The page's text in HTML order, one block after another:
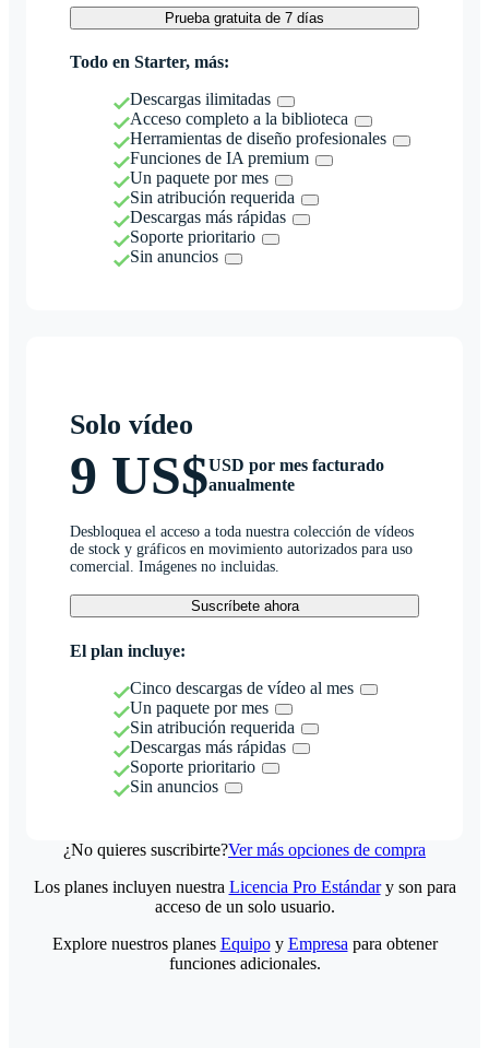
Prueba gratuita de 7 días
Todo en Starter, más:
Descargas ilimitadas
Acceso completo a la biblioteca
Herramientas de diseño profesionales
Funciones de IA premium
Un paquete por mes
Sin atribución requerida
Descargas más rápidas
Soporte prioritario
Sin anuncios
Solo vídeo
9 US$USD por mes facturado
anualmente
Desbloquea el acceso a toda nuestra colección de vídeos
de stock y gráficos en movimiento autorizados para uso
comercial. Imágenes no incluidas.
Suscríbete ahora
El plan incluye:
Cinco descargas de vídeo al mes
Un paquete por mes
Sin atribución requerida
Descargas más rápidas
Soporte prioritario
Sin anuncios
¿No quieres suscribirte?Ver más opciones de compra
Los planes incluyen nuestra Licencia Pro Estándary son para
acceso de un solo usuario.
Explore nuestros planes Equipoy Empresa para obtener
funciones adicionales.